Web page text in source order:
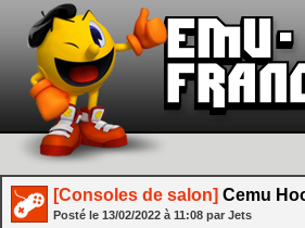
[Consoles de salon] Cemu
Posté le 13/02/2022 à 11:08 par Jets